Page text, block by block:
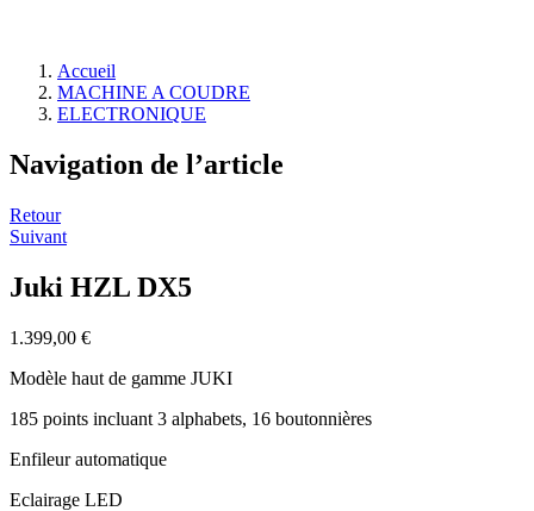
Accueil
MACHINE A COUDRE
ELECTRONIQUE
Navigation de l’article
Retour
Suivant
Juki HZL DX5
1.399,00 €
Modèle haut de gamme JUKI
185 points incluant 3 alphabets, 16 boutonnières
Enfileur automatique
Eclairage LED